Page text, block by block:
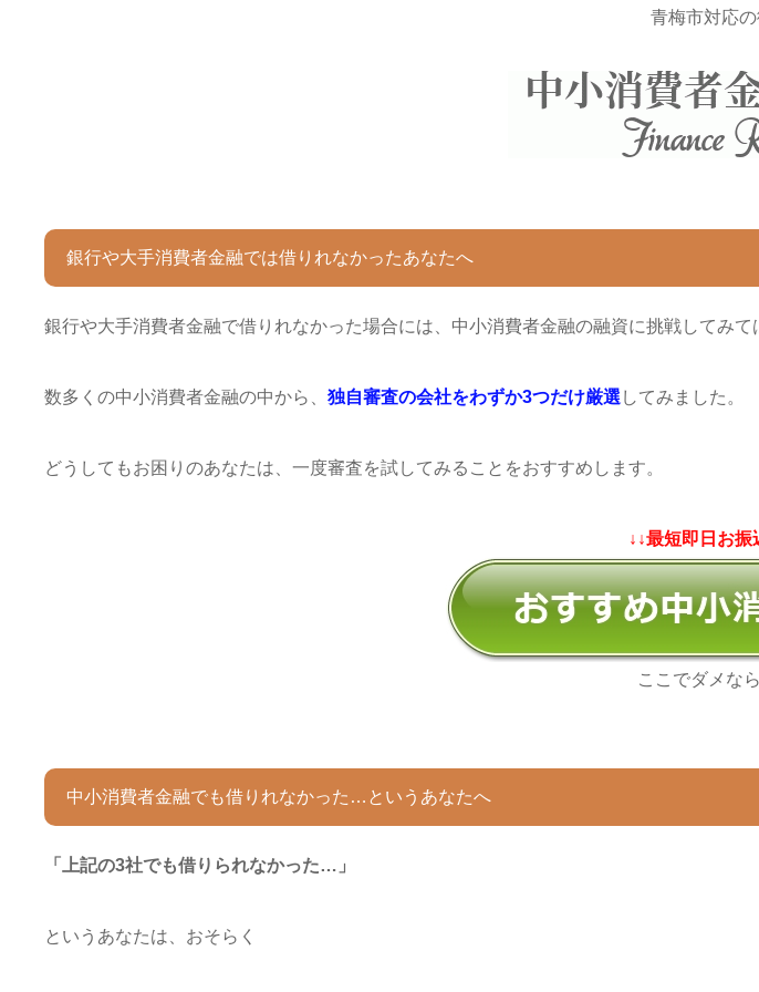
青梅市対応の
銀行や大手消費者金融では借りれなかったあなたへ
銀行や大手消費者金融で借りれなかった場合には、中小消費者金融の融資に挑戦してみて
数多くの中小消費者金融の中から、独自審査の会社をわずか3つだけ厳選 してみました。
どうしてもお困りのあなたは、一度審査を試してみることをおすすめします。
↓↓最短即日お振
ここでダメな
中小消費者金融でも借りれなかった…というあなたへ
「上記の3社でも借りられなかった…」
というあなたは、おそらく